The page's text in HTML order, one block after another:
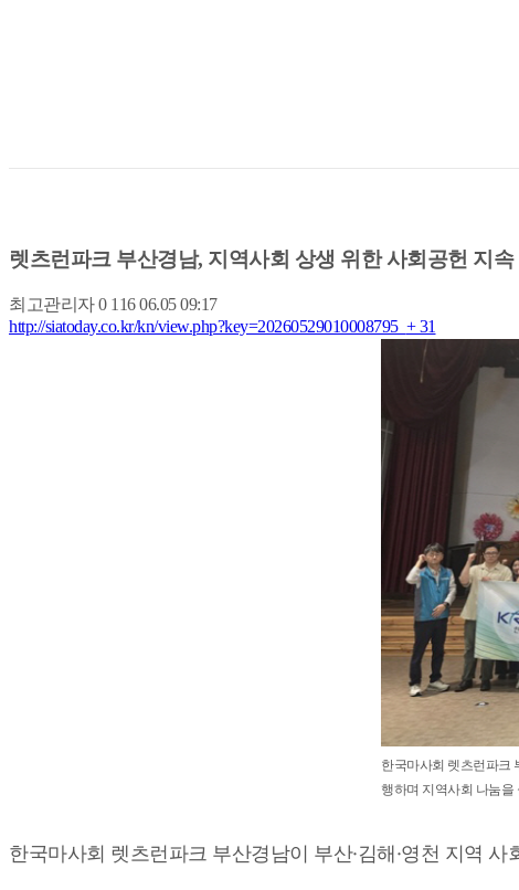
렛츠런파크 부산경남, 지역사회 상생 위한 사회공헌 지속
최고관리자 0 11606.05 09:17
http://siatoday.co.kr/kn/view.php?key=20260529010008795 + 31
한국마사회 렛츠런파크
행하며 지역사회 나눔을
한국마사회 렛츠런파크 부산경남이 부산·김해·영천 지역